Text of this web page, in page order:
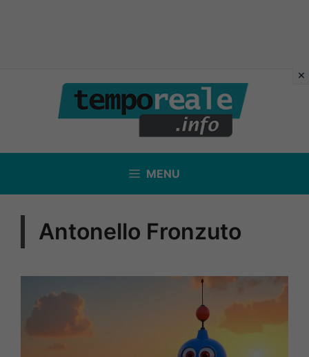
contenuto
MENU
Antonello Fronzuto